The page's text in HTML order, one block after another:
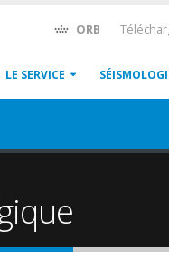
ORB
LE SERVICE